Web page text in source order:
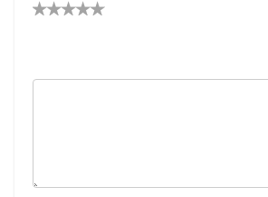
ن
أصلنجومنجوم